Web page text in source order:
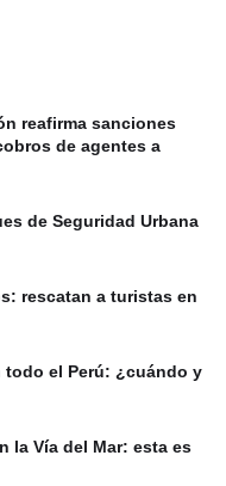
reafirma sanciones
de agentes a
de Seguridad Urbana
rescatan a turistas en
todo el Perú: ¿cuándo y
la Vía del Mar: esta es